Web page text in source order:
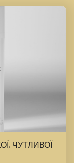
ЧУТЛИВОЇ